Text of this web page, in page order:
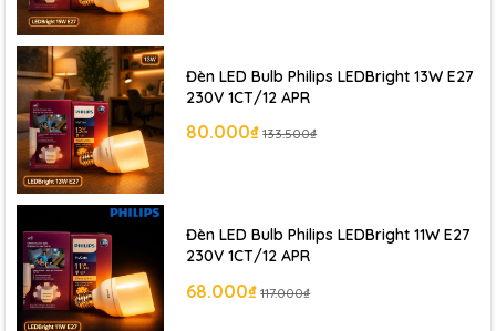
🔧 Đui E27 phổ biến – dễ lắp đặt, thay thế
⏳ Tuổi thọ cao ~12.000 giờ, giảm chi phí thay thế
💰 Giá thành hợp lý, phù hợp nhu cầu chiếu sáng cơ bản
🏠 Ứng dụng thực tế
Bóng đènESS LEDBulb 5W E27 Philips
rộng rãi trong nhiều không gian:
Đèn LED Bulb Philips LEDBright 13W E27
230V 1CT/12 APR
80.000₫ 133.500₫
Đèn LED Bulb Philips LEDBright 11W E27
230V 1CT/12 APR
68.000₫ 117.000₫